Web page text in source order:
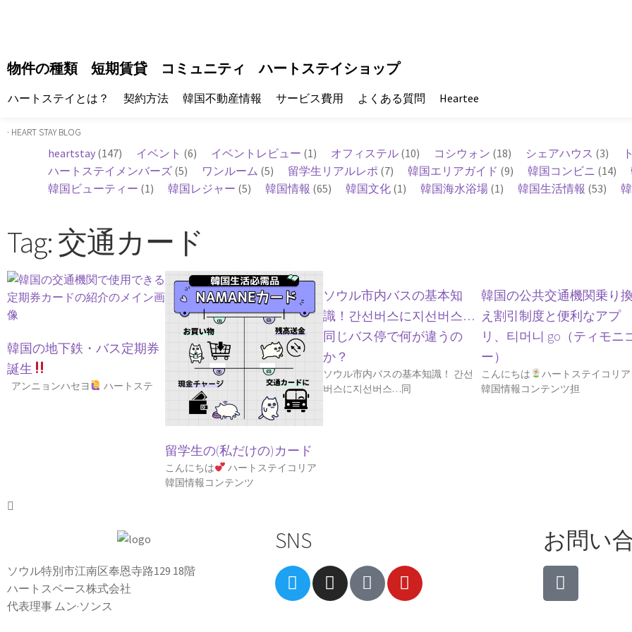
物件の種類 短期賃貸 コミュニティ ハートステイショップ
ハートステイとは？ 契約方法 韓国不動産情報 サービス費用 よくある質問 Heartee
· HEART STAY BLOG
heartstay (147) イベント (6) イベントレビュー (1) オフィステル (10) コシウォン (18) シェアハウス (3)
ハートステイメンバーズ (5) ワンルーム (5) 留学生リアルレポ (7) 韓国エリアガイド (9) 韓国コンビニ (14)
韓国ビューティー (1) 韓国レジャー (5) 韓国情報 (65) 韓国文化 (1) 韓国海水浴場 (1) 韓国生活情報 (53)
Tag: 交通カード
韓国の地下鉄・バス定期券
誕生
アンニョンハセヨ ハートステ
留学生の(私だけの)カード
こんにちは
ハートステイコリア
韓国情報コンテンツ
ソウル市内バスの基本知
識！간선버스に지선버스…
同じバス停で何が違うの
か？
ソウル市内バスの基本知識！ 간선
버스に지선버스…同
韓国の公共交通機関乗り換
え割引制度と便利なアプ
リ、티머니 go（ティモニ
ー）
こんにちは
ハートステイコリア
韓国情報コンテンツ担
ソウル特別市江南区奉恩寺路129 18階
ハートスペース株式会社
代表理事 ムン·ソンス
SNS お問い